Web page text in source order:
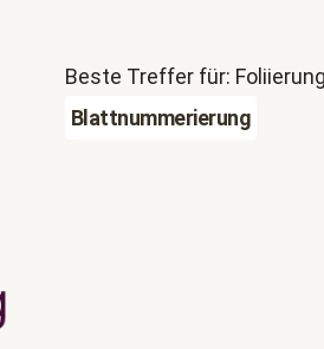
Beste Treffer für:
Blattnummerierung